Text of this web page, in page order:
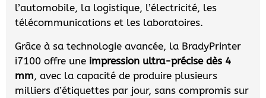
l’automobile, la logistique, l’électricité, les
télécommunications et les laboratoires.
Grâce à sa technologie avancée, la BradyPrinter
i7100 offre une impression ultra-précise dès 4
mm, avec la capacité de produire plusieurs
milliers d’étiquettes par jour, sans compromis sur